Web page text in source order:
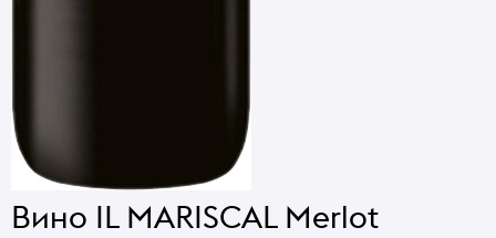
Вино IL MARISCAL Merlot